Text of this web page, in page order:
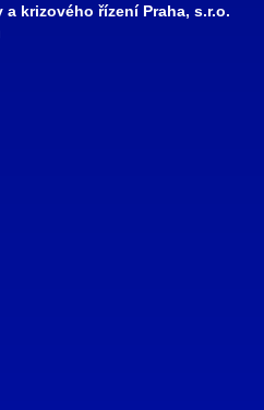
krizového řízení Praha, s.r.o.